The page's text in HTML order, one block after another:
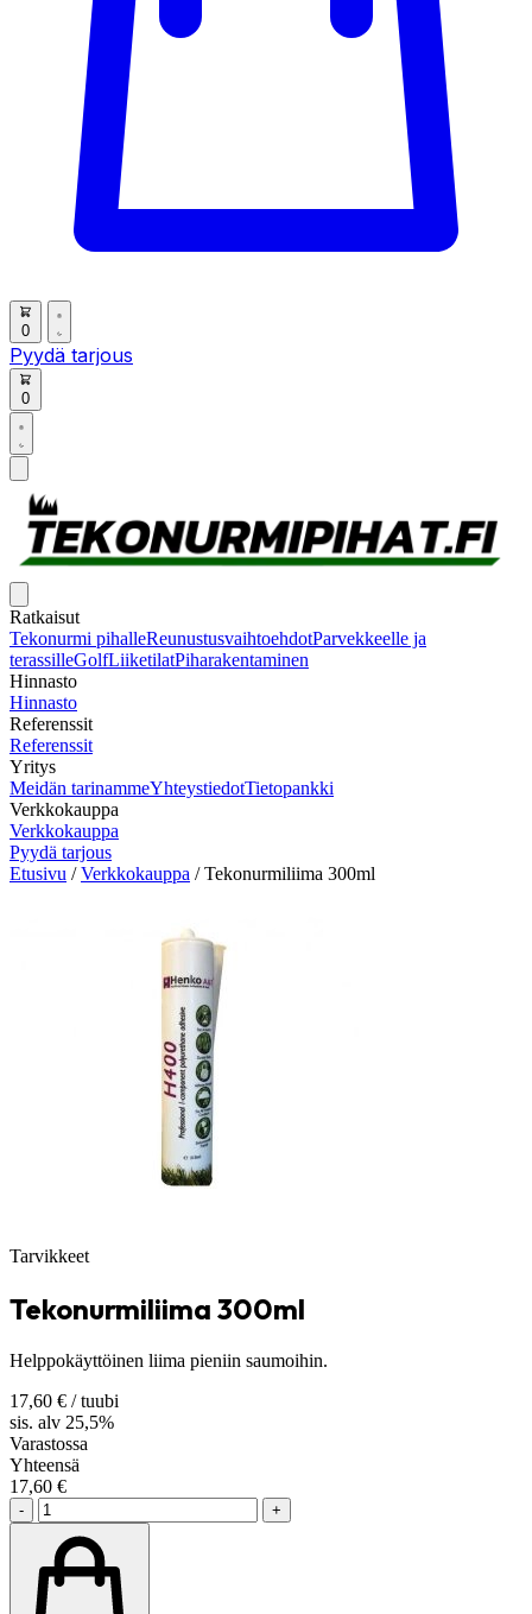
0
Pyydä tarjous
0
Ratkaisut
Tekonurmi pihalleReunustusvaihtoehdotParvekkeelle ja
terassilleGolfLiiketilatPiharakentaminen
Hinnasto
Hinnasto
Referenssit
Referenssit
Yritys
Meidän tarinammeYhteystiedotTietopankki
Verkkokauppa
Verkkokauppa
Pyydä tarjous
Etusivu / Verkkokauppa / Tekonurmiliima 300ml
Tarvikkeet
Tekonurmiliima 300ml
Helppokäyttöinen liima pieniin saumoihin.
17,60 € / tuubi
sis. alv 25,5%
Varastossa
Yhteensä
17,60 €
- +